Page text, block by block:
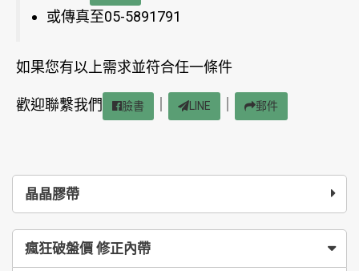
晶晶膠帶
瘋狂破盤價 修正內帶
或傳真至05-5891791
如果您有以上需求並符合任一條件
歡迎聯繫我們 臉書 LINE 郵件